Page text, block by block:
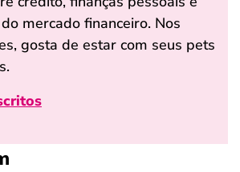
mercado financeiro. Nos
gosta de estar com seus pets